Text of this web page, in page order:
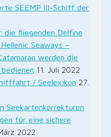
SEEMP III-Schiff der
die fliegenden Delfine
Seaways –
werden die
bedienen 11. Juli 2022
/ Seelexikon 27.
Seekartenkorrekturen
für eine sichere
2022